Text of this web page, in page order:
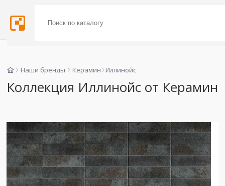
Наши бренды Керамин Иллинойс
Коллекция Иллинойс от Керамин